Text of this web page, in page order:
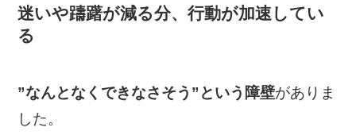
迷いや躊躇が減る分、行動が加速してい
る
”なんとなくできなさそう”という障壁がありま
した。